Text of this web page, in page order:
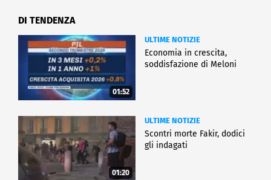
DI TENDENZA
01:52
ULTIME NOTIZIE
Economia in crescita,
soddisfazione di Meloni
01:20
ULTIME NOTIZIE
Scontri morte Fakir, dodici
gli indagati